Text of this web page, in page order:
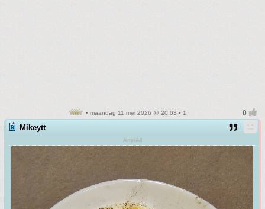
• maandag 11 mei 2026 @ 20:03 • 1
Mikeytt
Any/All